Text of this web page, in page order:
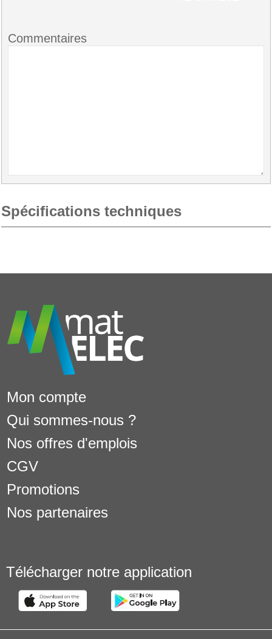
Commentaires
Spécifications techniques
Mon compte
Qui sommes-nous ?
Nos offres d'emplois
CGV
Promotions
Nos partenaires
Télécharger notre application